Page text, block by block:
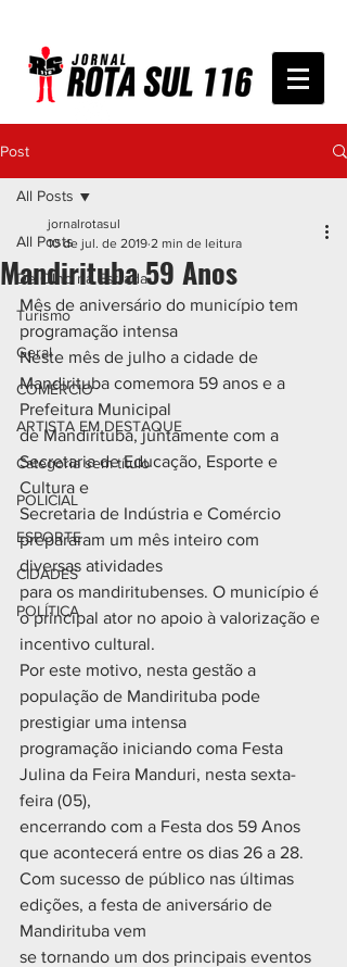
Post
All Posts
De Olho na Estrada
Turismo
Geral
COMÉRCIO
ARTISTA EM DESTAQUE
Categoria sem título
POLICIAL
ESPORTE
CIDADES
POLÍTICA
All Posts
Mandirituba 59 Anos
jornalrotasul
10 de jul. de 2019 2 min de leitura
Mês de aniversário do município tem
programação intensa
Neste mês de julho a cidade de
Mandirituba comemora 59 anos e a
Prefeitura Municipal
de Mandirituba, juntamente com a
Secretaria de Educação, Esporte e
Cultura e
Secretaria de Indústria e Comércio
prepararam um mês inteiro com
diversas atividades
para os mandiritubenses. O município é
o principal ator no apoio à valorização e
incentivo cultural.
Por este motivo, nesta gestão a
população de Mandirituba pode
prestigiar uma intensa
programação iniciando coma Festa
Julina da Feira Manduri, nesta sexta-
feira (05),
encerrando com a Festa dos 59 Anos
que acontecerá entre os dias 26 a 28.
Com sucesso de público nas últimas
edições, a festa de aniversário de
Mandirituba vem
se tornando um dos principais eventos